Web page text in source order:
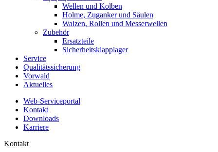
Wellen und Kolben
Holme, Zuganker und Säulen
Walzen, Rollen und Messerwellen
Zubehör
Ersatzteile
Sicherheitsklapplager
Service
Qualitätssicherung
Vorwald
Aktuelles
Web-Serviceportal
Kontakt
Downloads
Karriere
Kontakt